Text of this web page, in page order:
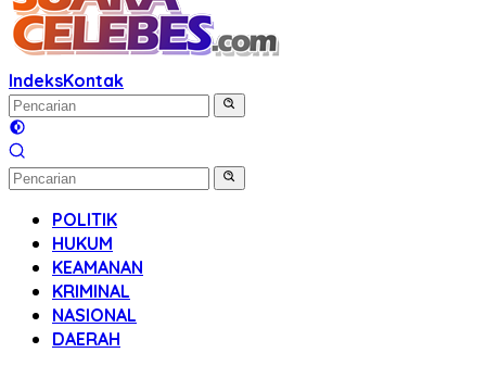
IndeksKontak
POLITIK
HUKUM
KEAMANAN
KRIMINAL
NASIONAL
DAERAH